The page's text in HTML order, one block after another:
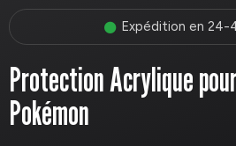
Expédition en 24-
Protection Acrylique
Pokémon